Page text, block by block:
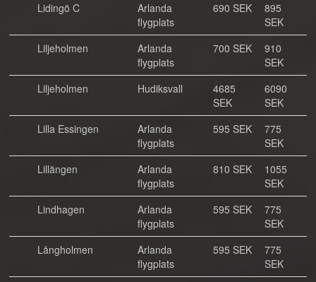
Lidingö C
Arlanda
flygplats
690 SEK
895
SEK
Liljeholmen
Arlanda
flygplats
700 SEK
910
SEK
Liljeholmen
Hudiksvall
4685
SEK
6090
SEK
Lilla Essingen
Arlanda
flygplats
595 SEK
775
SEK
Lillängen
Arlanda
flygplats
810 SEK
1055
SEK
Lindhagen
Arlanda
flygplats
595 SEK
775
SEK
Långholmen
Arlanda
flygplats
595 SEK
775
SEK